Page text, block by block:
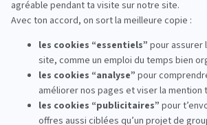
Voir également
L'EFAP Lyon
Notre pédagogie